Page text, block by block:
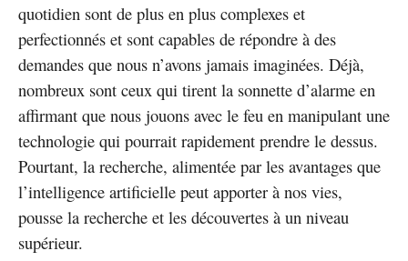
quotidien sont de plus en plus complexes et
perfectionnés et sont capables de répondre à des
demandes que nous n’avons jamais imaginées. Déjà,
nombreux sont ceux qui tirent la sonnette d’alarme en
affirmant que nous jouons avec le feu en manipulant une
technologie qui pourrait rapidement prendre le dessus.
Pourtant, la recherche, alimentée par les avantages que
l’intelligence artificielle peut apporter à nos vies,
pousse la recherche et les découvertes à un niveau
supérieur.